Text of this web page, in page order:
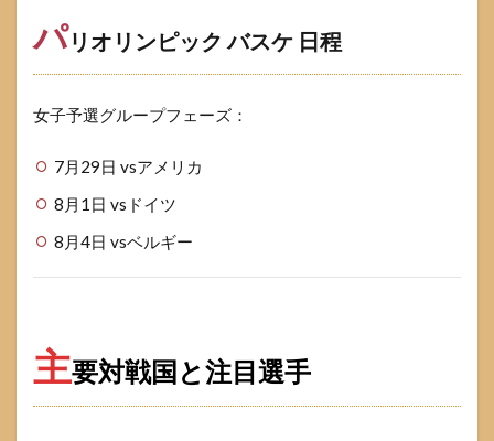
パリオリンピック バスケ 日程
女子予選グループフェーズ：
7月29日 vsアメリカ
8月1日 vsドイツ
8月4日 vsベルギー
主要対戦国と注目選手